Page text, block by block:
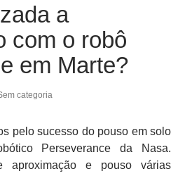
a
com o robô
em Marte?
categoria
pelo sucesso do pouso em solo
Perseverance da Nasa.
aproximação e pouso várias